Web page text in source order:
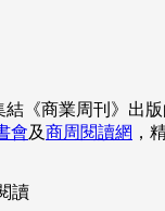
結《商業周刊》出
會及商周閱讀網 ，
讀